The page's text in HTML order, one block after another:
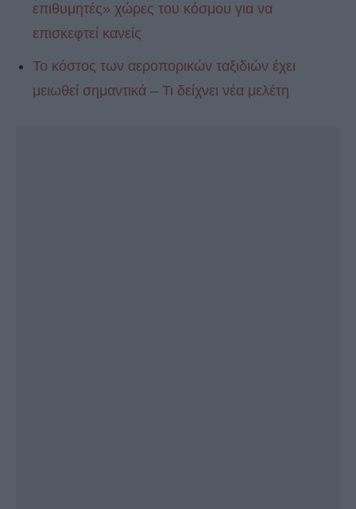
επιθυμητές» χώρες του κόσμου για να
επισκεφτεί κανείς
Το κόστος των αεροπορικών ταξιδιών έχει
μειωθεί σημαντικά – Τι δείχνει νέα μελέτη